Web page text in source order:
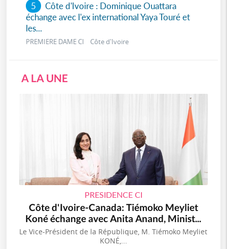
5 Côte d'Ivoire : Dominique Ouattara
échange avec l'ex international Yaya Touré et
les...
PREMIERE DAME CI Côte d'Ivoire
A LA UNE
PRESIDENCE CI
Côte d'Ivoire-Canada: Tiémoko Meyliet
Koné échange avec Anita Anand, Minist...
Le Vice-Président de la République, M. Tiémoko Meyliet
KONÉ,...